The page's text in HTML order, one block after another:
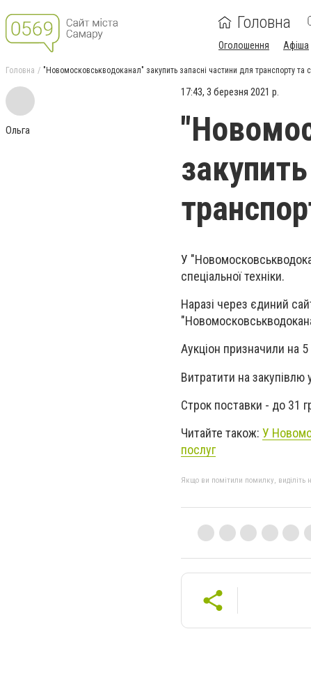
Головна
Оголошення Афіша
Головна "Новомосковськводоканал" закупить запасні частини для транспорту та
Ольга
17:43, 3 березня 2021 р.
У
спеціальної техніки.
Наразі через єдиний
Аукціон призначили на
Витратити на закупівлю
Строк поставки - до 31
Читайте також: У
послуг
Якщо ви помітили помилку, виділіть